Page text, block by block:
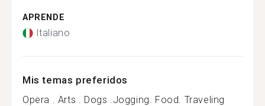
APRENDE
Italiano
Mis temas preferidos
Opera . Arts . Dogs .Jogging. Food. Traveling